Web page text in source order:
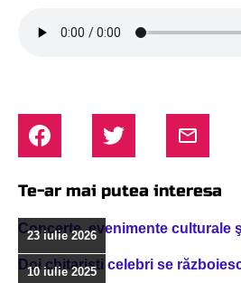
Te-ar mai putea interesa
Concerte, evenimente culturale
23 iulie 2026
Doi chitarişti celebri se
10 iulie 2025